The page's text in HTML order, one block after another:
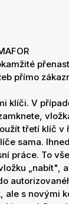
přímo
klíči. V
třetí klíč v
sama.
práce. To
„nabít",
s novými